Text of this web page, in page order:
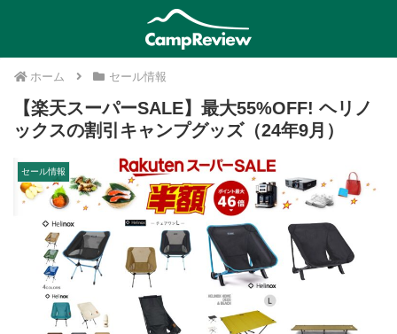
ホーム セール情報
【楽天スーパーSALE】最大55%OFF! ヘリノ
ックスの割引キャンプグッズ（24年9月）
セール情報